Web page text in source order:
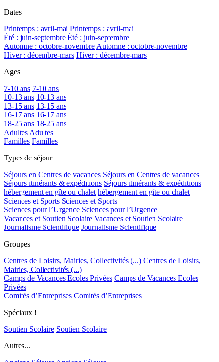
Dates
Printemps : avril-mai Printemps : avril-mai
Été : juin-septembre Été : juin-septembre
Automne : octobre-novembre Automne : octobre-novembre
Hiver : décembre-mars Hiver : décembre-mars
Ages
7-10 ans 7-10 ans
10-13 ans 10-13 ans
13-15 ans 13-15 ans
16-17 ans 16-17 ans
18-25 ans 18-25 ans
Adultes Adultes
Familles Familles
Types de séjour
Séjours en Centres de vacances Séjours en Centres de vacances
Séjours itinérants & expéditions Séjours itinérants & expéditions
hébergement en gîte ou chalet hébergement en gîte ou chalet
Sciences et Sports Sciences et Sports
Sciences pour l’Urgence Sciences pour l’Urgence
Vacances et Soutien Scolaire Vacances et Soutien Scolaire
Journalisme Scientifique Journalisme Scientifique
Groupes
Centres de Loisirs, Mairies, Collectivités (...) Centres de Loisirs,
Mairies, Collectivités (...)
Camps de Vacances Ecoles Privées Camps de Vacances Ecoles
Privées
Comités d’Entreprises Comités d’Entreprises
Spéciaux !
Soutien Scolaire Soutien Scolaire
Autres...